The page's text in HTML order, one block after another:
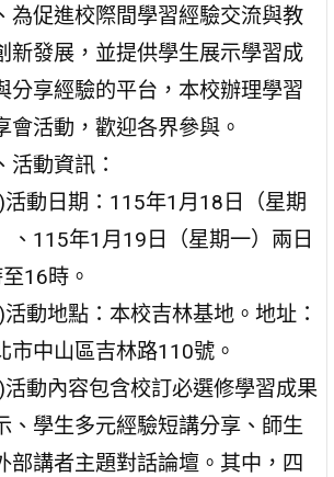
為促進校際間學習經驗交流與教
新發展，並提供學生展示學習成
分享經驗的平台，本校辦理學習
會活動，歡迎各界參與。
活動資訊：
活動日期：115年1月18日（星期
、115年1月19日（星期一）兩日
16時。
活動地點：本校吉林基地。地址：
市中山區吉林路110號。
活動內容包含校訂必選修學習成果
、學生多元經驗短講分享、師生
部講者主題對話論壇。其中，四